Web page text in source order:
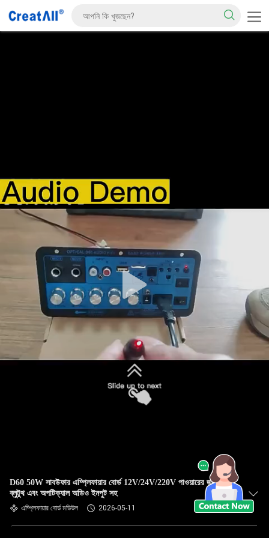
D60 50W সাবউফার এম্প্লিফায়ার বোর্ড 12V/24V/220V পাওয়ারের জন্য
ব্লুটুথ এবং অপটিক্যাল অডিও ইনপুট সহ
এম্প্লিফায়ার বোর্ড মডিউল 2026-05-11